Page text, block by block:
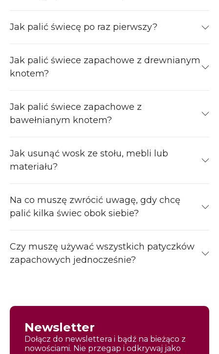
Jak palić świecę po raz pierwszy?
Jak palić świece zapachowe z drewnianym
knotem?
Jak palić świece zapachowe z
bawełnianym knotem?
Jak usunąć wosk ze stołu, mebli lub
materiału?
Na co muszę zwrócić uwagę, gdy chcę
palić kilka świec obok siebie?
Czy muszę używać wszystkich patyczków
zapachowych jednocześnie?
Newsletter
Dołącz do newslettera i bądź na bieżąco z
nowościami. Nie przegap i odkrywaj jako